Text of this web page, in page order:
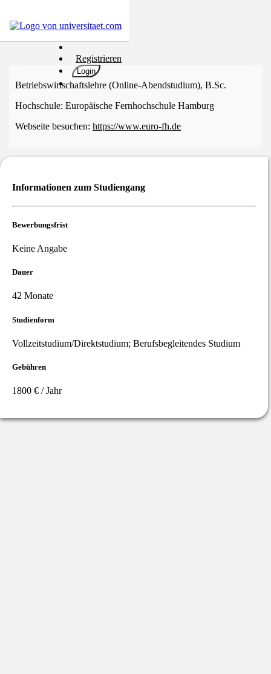
Registrieren
Login
Hochschulen
Karriere
Populär
&
Interessentest
Betriebswirtschaftslehre (Online-Abendstudium), B.Sc.
Hochschule: Europäische Fernhochschule Hamburg
Webseite besuchen: https://www.euro-fh.de
Informationen zum Studiengang
Bewerbungsfrist
Keine Angabe
Dauer
42 Monate
Studienform
Vollzeitstudium/Direktstudium; Berufsbegleitendes Studium
Gebühren
1800 € / Jahr